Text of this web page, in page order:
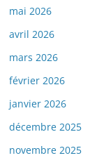
mai 2026
avril 2026
mars 2026
février 2026
janvier 2026
décembre 2025
novembre 2025